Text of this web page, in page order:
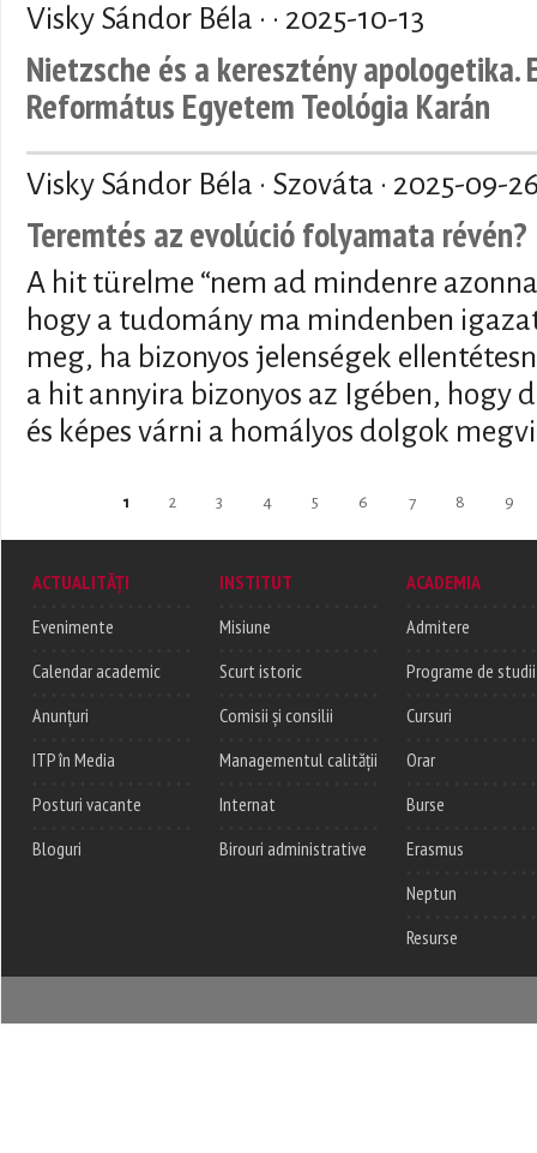
Visky Sándor Béla · · 2025-10-13
Nietzsche és a keresztény apologetika.
Református Egyetem Teológia Karán
Visky Sándor Béla · Szováta · 2025-09-
Teremtés az evolúció folyamata révén?
A hit türelme “nem ad mindenre
hogy a tudomány ma mindenben
meg, ha bizonyos jelenségek
a hit annyira bizonyos az Igében, hogy
és képes várni a homályos dolgok
1 2 3 4 5 6 7 8 9
ACTUALITĂȚI
Evenimente
Calendar academic
Anunțuri
ITP în Media
Posturi vacante
Bloguri
INSTITUT
Misiune
Scurt istoric
Comisii și consilii
Managementul calității
Internat
Birouri administrative
ACADEMIA
Admitere
Programe de studii
Cursuri
Orar
Burse
Erasmus
Neptun
Resurse